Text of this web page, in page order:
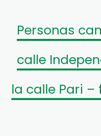
Personas
calle
la calle Pari